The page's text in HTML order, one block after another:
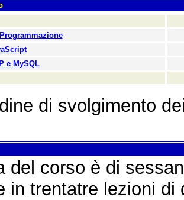
e MySQL
di svolgimento
del corso è di
in trentatre lezioni di